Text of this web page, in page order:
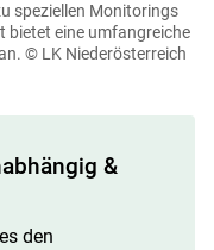
speziellen Monitorings
bietet eine umfangreiche
© LK Niederösterreich
&
den